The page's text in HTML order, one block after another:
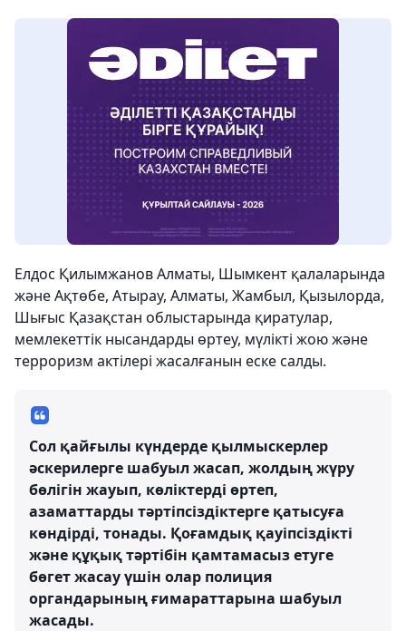
Елдос Қилымжанов Алматы, Шымкент қалаларында
және Ақтөбе, Атырау, Алматы, Жамбыл, Қызылорда,
Шығыс Қазақстан облыстарында қиратулар,
мемлекеттік нысандарды өртеу, мүлікті жою және
терроризм актілері жасалғанын еске салды.
Сол қайғылы күндерде қылмыскерлер
әскерилерге шабуыл жасап, жолдың жүру
бөлігін жауып, көліктерді өртеп,
азаматтарды тәртіпсіздіктерге қатысуға
көндірді, тонады. Қоғамдық қауіпсіздікті
және құқық тәртібін қамтамасыз етуге
бөгет жасау үшін олар полиция
органдарының ғимараттарына шабуыл
жасады.